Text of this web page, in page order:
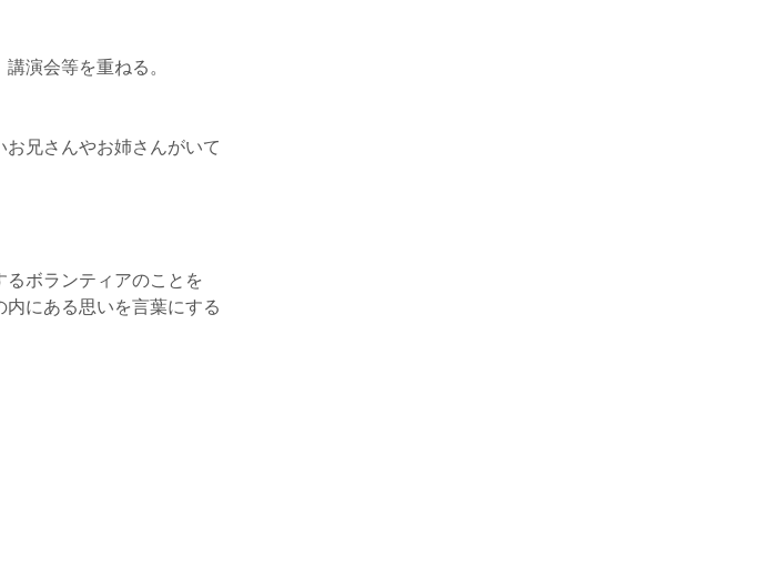
演会等を重ねる。
兄さんやお姉さんがいて
ボランティアのことを
にある思いを言葉にする